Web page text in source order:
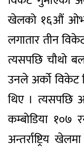
खेलको १६औं ओभर
लगातार तीन
त्यसपछि चौथो
उनले अर्को विकेट
थिए । त्यसपछि
कम्बोडिया
अन्तर्राष्ट्रिय